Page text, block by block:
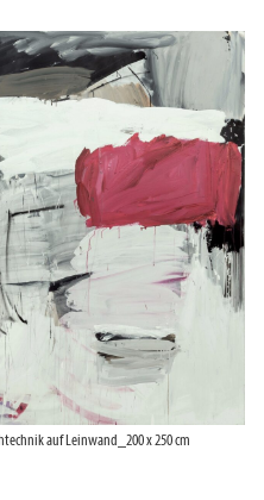
auf Leinwand_200 x 250 cm